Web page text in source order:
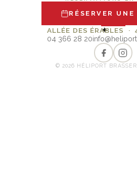
RÉSERVER
✦
ALLÉE DES ÉRABLES ·
04 366 28 20
© 2026 HÉLIPORT